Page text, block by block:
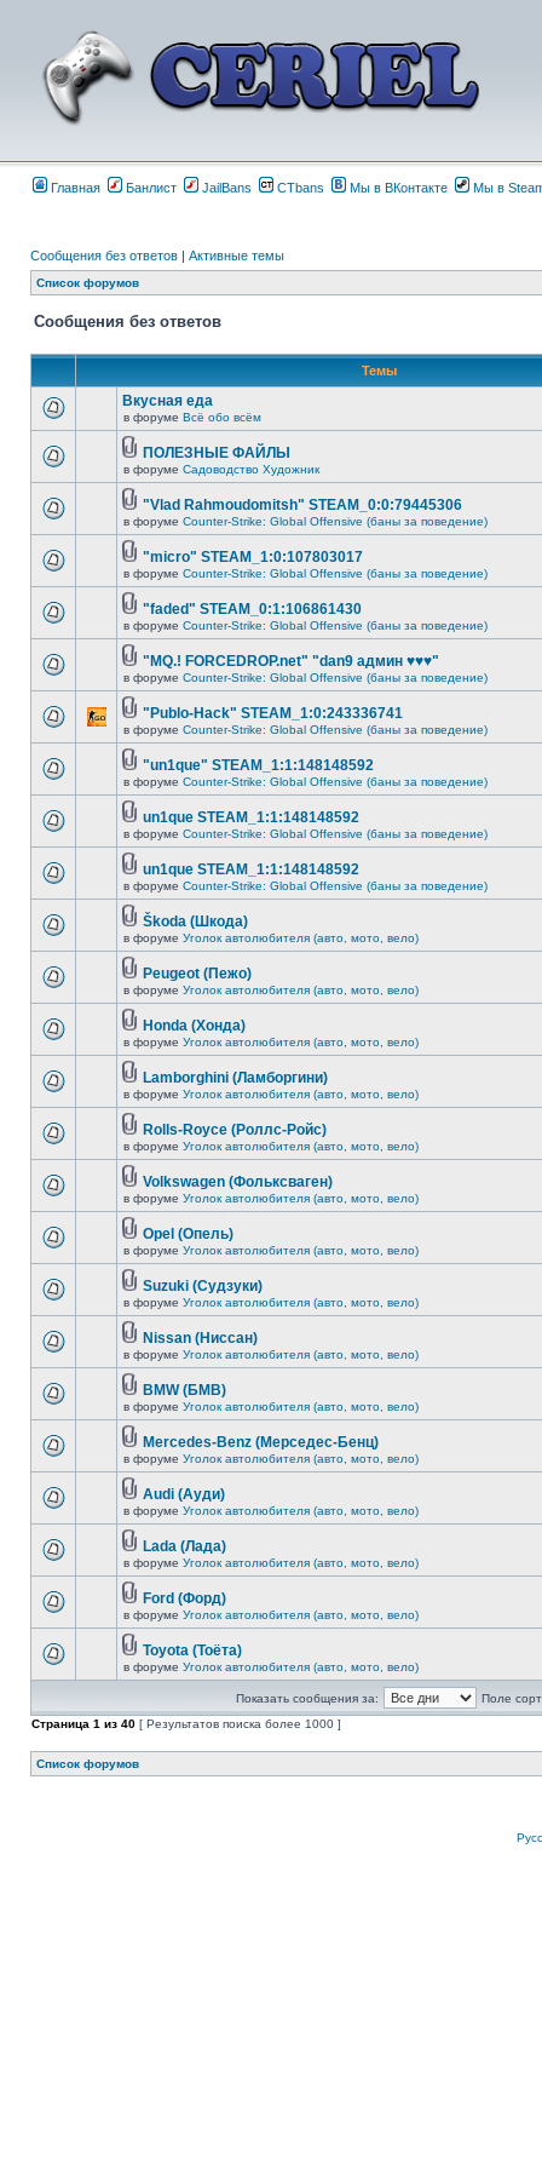
Главная Банлист JailBans CTbans Мы в ВКонтакте Мы в
Сообщения без ответов | Активные темы
Список форумов
Сообщения без ответов
Темы
Вкусная еда
в форуме Всё обо всём
ПОЛЕЗНЫЕ ФАЙЛЫ
в форуме Садоводство Художник
"Vlad Rahmoudomitsh" STEAM_0:0:79445306
в форуме Counter-Strike: Global Offensive (баны за поведение)
"micro" STEAM_1:0:107803017
в форуме Counter-Strike: Global Offensive (баны за поведение)
"faded" STEAM_0:1:106861430
в форуме Counter-Strike: Global Offensive (баны за поведение)
"MQ.! FORCEDROP.net" "dan9 админ ♥♥♥"
в форуме Counter-Strike: Global Offensive (баны за поведение)
"Publo-Hack" STEAM_1:0:243336741
в форуме Counter-Strike: Global Offensive (баны за поведение)
"un1que" STEAM_1:1:148148592
в форуме Counter-Strike: Global Offensive (баны за поведение)
un1que STEAM_1:1:148148592
в форуме Counter-Strike: Global Offensive (баны за поведение)
un1que STEAM_1:1:148148592
в форуме Counter-Strike: Global Offensive (баны за поведение)
Škoda (Шкода)
в форуме Уголок автолюбителя (авто, мото, вело)
Peugeot (Пежо)
в форуме Уголок автолюбителя (авто, мото, вело)
Honda (Хонда)
в форуме Уголок автолюбителя (авто, мото, вело)
Lamborghini (Ламборгини)
в форуме Уголок автолюбителя (авто, мото, вело)
Rolls-Royce (Роллс-Ройс)
в форуме Уголок автолюбителя (авто, мото, вело)
Volkswagen (Фольксваген)
в форуме Уголок автолюбителя (авто, мото, вело)
Opel (Опель)
в форуме Уголок автолюбителя (авто, мото, вело)
Suzuki (Судзуки)
в форуме Уголок автолюбителя (авто, мото, вело)
Nissan (Ниссан)
в форуме Уголок автолюбителя (авто, мото, вело)
BMW (БМВ)
в форуме Уголок автолюбителя (авто, мото, вело)
Mercedes-Benz (Мерседес-Бенц)
в форуме Уголок автолюбителя (авто, мото, вело)
Audi (Ауди)
в форуме Уголок автолюбителя (авто, мото, вело)
Lada (Лада)
в форуме Уголок автолюбителя (авто, мото, вело)
Ford (Форд)
в форуме Уголок автолюбителя (авто, мото, вело)
Toyota (Тоёта)
в форуме Уголок автолюбителя (авто, мото, вело)
Показать сообщения за:
Поле
Страница 1 из 40 [ Результатов поиска более 1000 ]
Список форумов